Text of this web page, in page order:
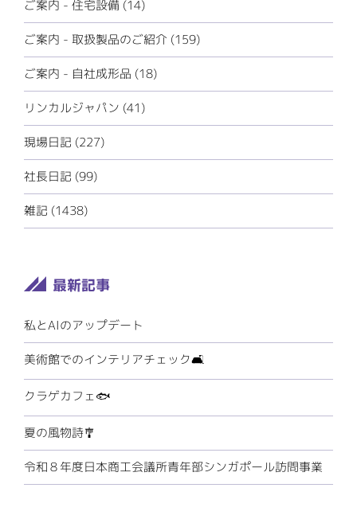
ご案内 - 住宅設備 (14)
ご案内 - 取扱製品のご紹介 (159)
ご案内 - 自社成形品 (18)
リンカルジャパン (41)
現場日記 (227)
社長日記 (99)
雑記 (1438)
私とAIのアップデート
美術館でのインテリアチェック🛋️
クラゲカフェ🐟
夏の風物詩🎐
令和８年度日本商工会議所青年部シンガポール訪問事業